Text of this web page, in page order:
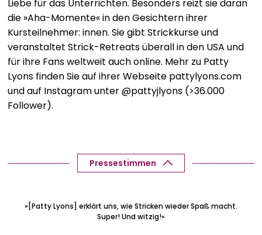
finden.
Die»Anatomie« des Strickens unterhaltsam
erklärt: über 70 verblüffende Stricktipps und -tricks
Das gesammelte Wissen der amerikanischen
Strick-Ikone Patty Lyonsin einem Buch
Mit witzigen Illustrationenfür ein besseres
Verständnis
Endlich Antworten auf Fragen von
Strickbegeisterten aus der ganzen Welt
Autorinihr gesammeltes Strickwissen in 70
überraschend einfache, aber umso
Liebe für das Unterrichten. Besonders reizt sie daran
die »Aha-Momente« in den Gesichtern ihrer
Kursteilnehmer: innen. Sie gibt Strickkurse und
veranstaltet Strick-Retreats überall in den USA und
für ihre Fans weltweit auch online. Mehr zu Patty
Lyons finden Sie auf ihrer Webseite pattylyons.com
und auf Instagram unter @pattyjlyons (>36.000
Follower).
Pressestimmen
»[Patty Lyons] erklärt uns, wie Stricken wieder Spaß macht.
Super! Und witzig!«